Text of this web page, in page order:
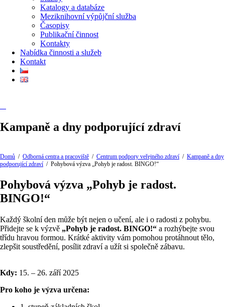
Katalogy a databáze
Meziknihovní výpůjční služba
Časopisy
Publikační činnost
Kontakty
Nabídka činnosti a služeb
Kontakt
Kampaně a dny podporující zdraví
Domů / Odborná centra a pracoviště / Centrum podpory veřejného zdraví / Kampaně a dny
podporující zdraví / Pohybová výzva „Pohyb je radost. BINGO!“
Pohybová výzva „Pohyb je radost.
BINGO!“
Každý školní den může být nejen o učení, ale i o radosti z pohybu.
Přidejte se k výzvě „Pohyb je radost. BINGO!“ a rozhýbejte svou
třídu hravou formou. Krátké aktivity vám pomohou protáhnout tělo,
zlepšit soustředění, posílit zdraví a užít si společně zábavu.
Kdy: 15. – 26. září 2025
Pro koho je výzva určena: